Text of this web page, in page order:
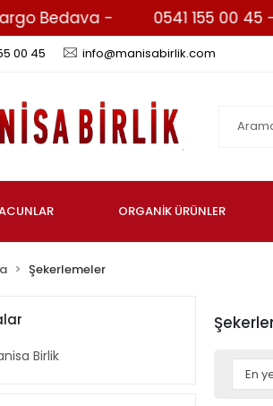
- 0541 155 00 45 -
00 45 info@manisabirlik.com
ORGANİK ÜRÜNLER
Şekerlemeler
Birlik